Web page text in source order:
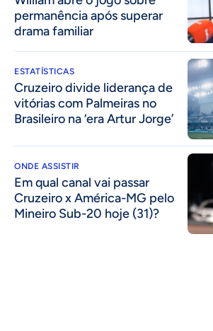
permanência após superar
drama familiar
ESTATÍSTICAS
Cruzeiro divide liderança de
vitórias com Palmeiras no
Brasileiro na ‘era Artur Jorge’
ONDE ASSISTIR
Em qual canal vai passar
Cruzeiro x América-MG pelo
Mineiro Sub-20 hoje (31)?